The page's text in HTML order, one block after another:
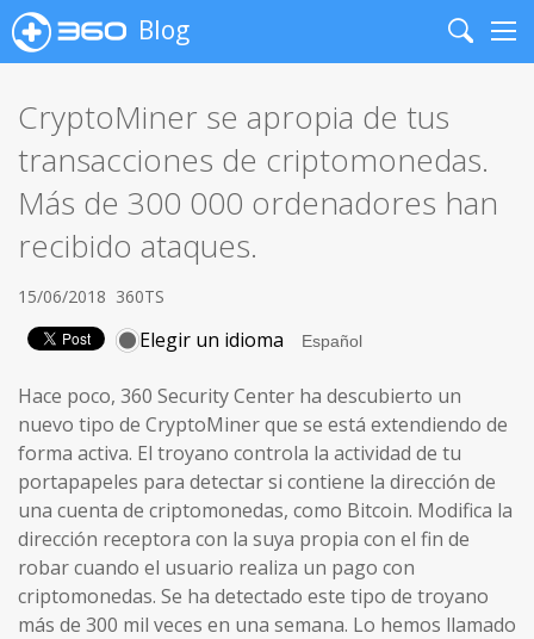
Blog
Search
CryptoMiner se apropia de tus
transacciones de criptomonedas.
Más de 300 000 ordenadores han
recibido ataques.
15/06/2018 360TS
Elegir un idioma
Hace poco, 360 Security Center ha descubierto un
nuevo tipo de CryptoMiner que se está extendiendo de
forma activa. El troyano controla la actividad de tu
portapapeles para detectar si contiene la dirección de
una cuenta de criptomonedas, como Bitcoin. Modifica la
dirección receptora con la suya propia con el fin de
robar cuando el usuario realiza un pago con
criptomonedas. Se ha detectado este tipo de troyano
más de 300 mil veces en una semana. Lo hemos llamado